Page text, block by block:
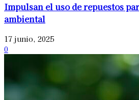
Impulsan el uso de repuestos
ambiental
17 junio, 2025
0